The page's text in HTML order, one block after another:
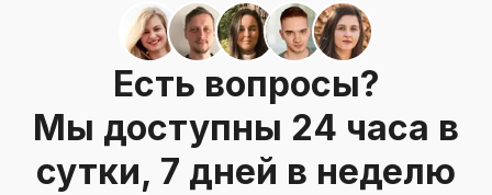
Есть вопросы?
Мы доступны 24 часа в
сутки, 7 дней в неделю